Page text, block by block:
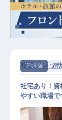
正社員 宿
相鉄フレッ
社宅あり！資
やすい職場で